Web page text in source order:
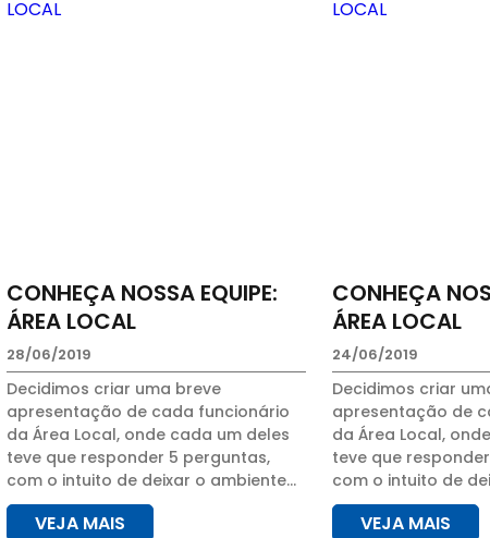
CONHEÇA NOSSA EQUIPE:
ÁREA LOCAL
28/06/2019
Decidimos criar uma breve
apresentação de cada funcionário
da Área Local, onde cada um deles
teve que responder 5 perguntas,
com o intuito de deixar o ambiente
de trabalho mais descontraído, e
para que os clientes conheçam
VEJA MAIS
CONHEÇA
ÁREA LOCAL
24/06/2019
Decidimos criar
apresentação de
da Área Local,
teve que
com o intuito de
de trabalho mais
para que os
VEJA MAIS